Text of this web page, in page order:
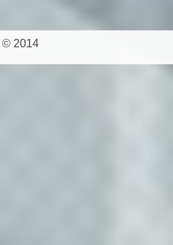
© 2014